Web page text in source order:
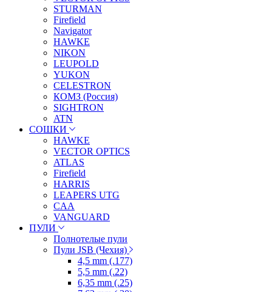
STURMAN
Firefield
Navigator
HAWKE
NIKON
LEUPOLD
YUKON
CELESTRON
КОМЗ (Россия)
SIGHTRON
ATN
СОШКИ
HAWKE
VECTOR OPTICS
ATLAS
Firefield
HARRIS
LEAPERS UTG
CAA
VANGUARD
ПУЛИ
Полнотелые пули
Пули JSB (Чехия)
4,5 mm (.177)
5,5 mm (.22)
6,35 mm (.25)